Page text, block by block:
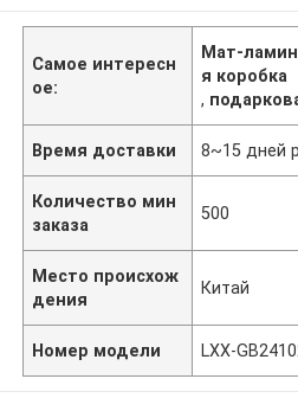
Самое интересн
ое:
Мат-
я коробка
,
Время доставки 8~15 дней
Количество мин
заказа
500
Место происхож
дения
Китай
Номер модели LXX-